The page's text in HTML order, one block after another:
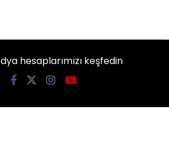
hesaplarımızı keşfedin